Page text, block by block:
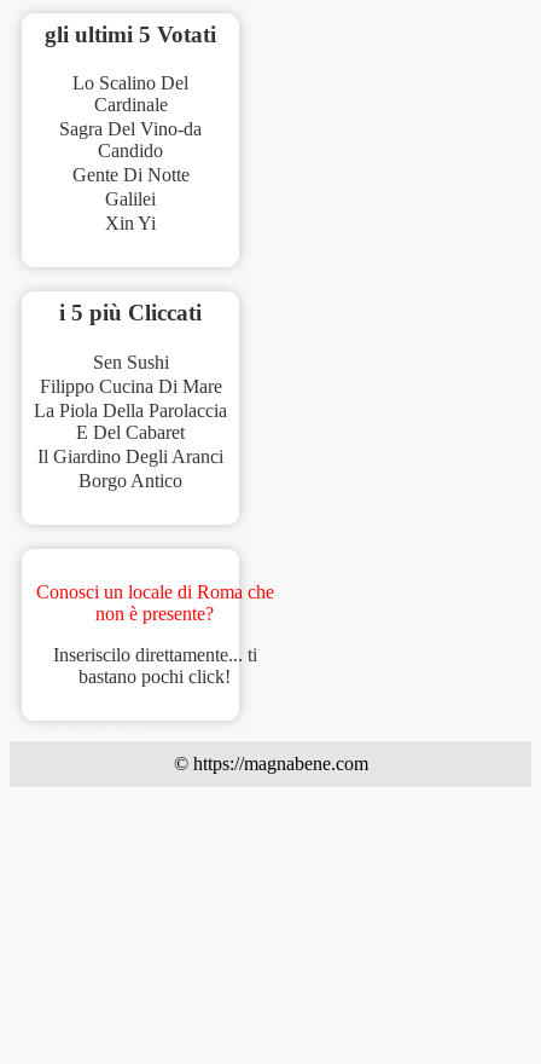
gli ultimi 5 Votati
Lo Scalino Del
Cardinale
Sagra Del Vino-da
Candido
Gente Di Notte
Galilei
Xin Yi
i 5 più Cliccati
Sen Sushi
Filippo Cucina Di Mare
La Piola Della Parolaccia
E Del Cabaret
Il Giardino Degli Aranci
Borgo Antico
Conosci un locale di Roma che
non è presente?
Inseriscilo direttamente... ti
bastano pochi click!
© https://magnabene.com